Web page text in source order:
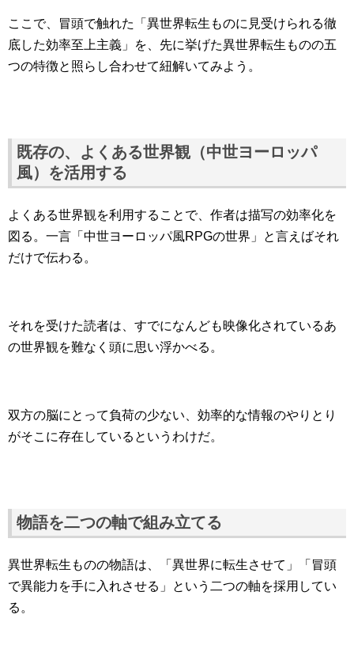
ここで、冒頭で触れた「異世界転生ものに見受けられる徹
底した効率至上主義」を、先に挙げた異世界転生ものの五
つの特徴と照らし合わせて紐解いてみよう。
既存の、よくある世界観（中世ヨーロッパ
風）を活用する
よくある世界観を利用することで、作者は描写の効率化を
図る。一言「中世ヨーロッパ風RPGの世界」と言えばそれ
だけで伝わる。
それを受けた読者は、すでになんども映像化されているあ
の世界観を難なく頭に思い浮かべる。
双方の脳にとって負荷の少ない、効率的な情報のやりとり
がそこに存在しているというわけだ。
物語を二つの軸で組み立てる
異世界転生ものの物語は、「異世界に転生させて」「冒頭
で異能力を手に入れさせる」という二つの軸を採用してい
る。